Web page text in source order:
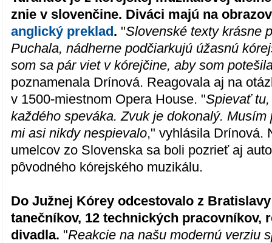
znie v slovenčine. Diváci majú na
anglický preklad. "Slovenské texty krásne
Puchala, nádherne podčiarkujú úžasnú
som sa pár viet v kórejčine, aby som
poznamenala Drínová. Reagovala aj na
v 1500-miestnom Opera House. "Spievať
každého speváka. Zvuk je dokonalý.
mi asi nikdy nespievalo," vyhlásila Drínová.
umelcov zo Slovenska sa boli pozrieť aj
pôvodného kórejského muzikálu.
Do Južnej Kórey odcestovalo z
tanečníkov, 12 technických pracovníkov,
divadla. "Reakcie na našu modernú verziu